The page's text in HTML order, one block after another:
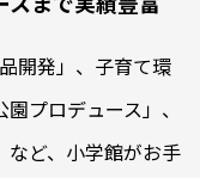
開発」、子育て環
プロデュース」、
ど、小学館がお手